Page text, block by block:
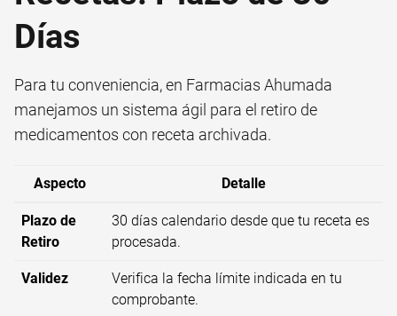
Días
Para tu conveniencia, en Farmacias Ahumada
manejamos un sistema ágil para el retiro de
medicamentos con receta archivada.
Aspecto Detalle
Plazo de
Retiro
30 días calendario desde que tu receta es
procesada.
Validez
Verifica la fecha límite indicada en tu
comprobante.